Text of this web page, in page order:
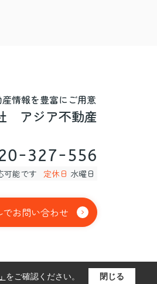
情報を豊富にご用意
アジア不動産
327-556
可能です 定休日 水曜日
でお問い合わせ
をご確認ください。 閉じる